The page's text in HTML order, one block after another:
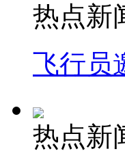
热点新
飞行员
热点新